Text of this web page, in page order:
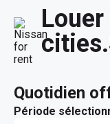
quotidien
Période